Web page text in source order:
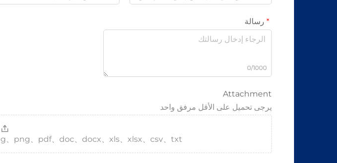
رسالة
0/1000
Attachment
يرجى تحميل على الأقل مرفق واحد
png、pdf、doc、docx、xls、xlsx、csv、txt